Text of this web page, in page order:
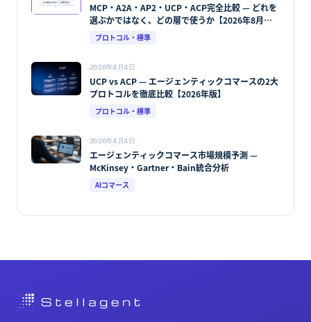
MCP・A2A・AP2・UCP・ACP完全比較 — どれを
選ぶかではなく、どの層で使うか【2026年8月最
新版】
プロトコル・標準
2026年4月4日
UCP vs ACP — エージェンティックコマースの2大
プロトコルを徹底比較【2026年版】
プロトコル・標準
2026年4月4日
エージェンティックコマース市場規模予測 —
McKinsey・Gartner・Bain統合分析
AIコマース